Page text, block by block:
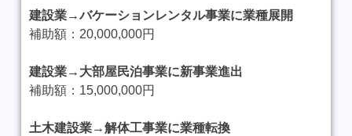
建設業→バケーションレンタル事業に業種展開
補助額：20,000,000円
建設業→大部屋民泊事業に新事業進出
補助額：15,000,000円
土木建設業→解体工事業に業種転換